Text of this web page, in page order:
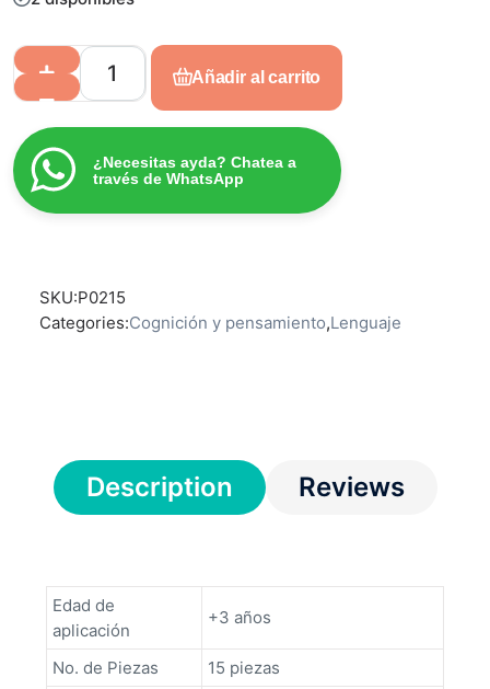
Añadir al carrito
¿Necesitas ayda? Chatea a
través de WhatsApp
SKU:P0215
Categories:Cognición y pensamiento,Lenguaje
Description Reviews
Edad de
aplicación
+3 años
No. de Piezas
15 piezas